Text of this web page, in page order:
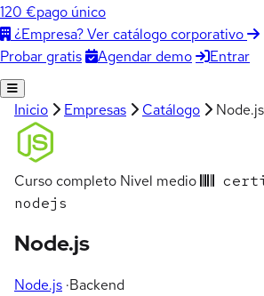
120 €pago único
¿Empresa? Ver catálogo corporativo
Probar gratis
Agendar demo Entrar
Inicio Empresas Catálogo Node.js
Curso completo Nivel medio
nodejs
Node.js
Node.js ·Backend